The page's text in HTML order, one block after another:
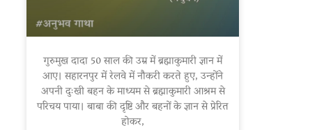
गुरुमुख दादा 50 साल की उम्र में ब्रह्माकुमारी ज्ञान में
आए। सहारनपुर में रेलवे में नौकरी करते हुए, उन्होंने
अपनी दुःखी बहन के माध्यम से ब्रह्माकुमारी आश्रम से
परिचय पाया। बाबा की दृष्टि और बहनों के ज्ञान से प्रेरित
होकर,